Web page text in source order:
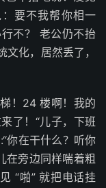
要不我帮你相一
不？ 老公仍不抬
化，居然丢了，
！24 楼啊！我的
了！“儿子，下班
你在干什么？听你
在旁边同样喘着粗
“啪” 就把电话挂